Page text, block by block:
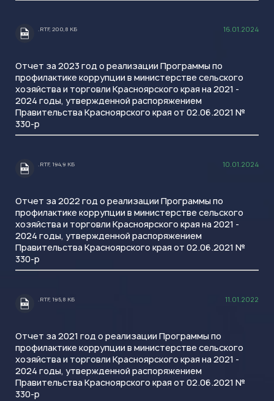
.RTF
.RTF, 200,8 КБ 16.01.2024
Отчет за 2023 год о реализации Программы по
профилактике коррупции в министерстве сельского
хозяйства и торговли Красноярского края на 2021 -
2024 годы, утвержденной распоряжением
Правительства Красноярского края от 02.06.2021 №
330-р
.RTF
.RTF, 194,9 КБ 10.01.2024
Отчет за 2022 год о реализации Программы по
профилактике коррупции в министерстве сельского
хозяйства и торговли Красноярского края на 2021 -
2024 годы, утвержденной распоряжением
Правительства Красноярского края от 02.06.2021 №
330-р
.RTF
.RTF, 195,8 КБ 11.01.2022
Отчет за 2021 год о реализации Программы по
профилактике коррупции в министерстве сельского
хозяйства и торговли Красноярского края на 2021 -
2024 годы, утвержденной распоряжением
Правительства Красноярского края от 02.06.2021 №
330-р